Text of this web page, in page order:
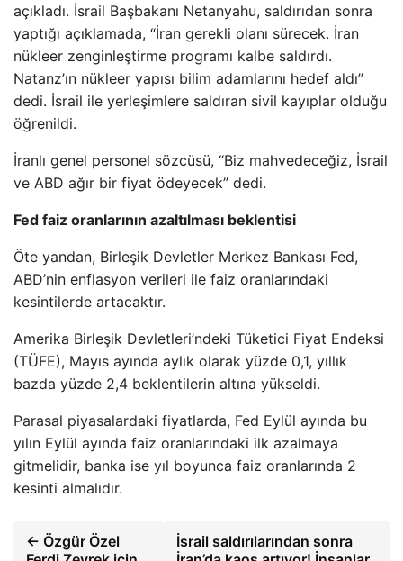
açıkladı. İsrail Başbakanı Netanyahu, saldırıdan sonra
yaptığı açıklamada, “İran gerekli olanı sürecek. İran
nükleer zenginleştirme programı kalbe saldırdı.
Natanz’ın nükleer yapısı bilim adamlarını hedef aldı”
dedi. İsrail ile yerleşimlere saldıran sivil kayıplar olduğu
öğrenildi.
İranlı genel personel sözcüsü, “Biz mahvedeceğiz, İsrail
ve ABD ağır bir fiyat ödeyecek” dedi.
Fed faiz oranlarının azaltılması beklentisi
Öte yandan, Birleşik Devletler Merkez Bankası Fed,
ABD’nin enflasyon verileri ile faiz oranlarındaki
kesintilerde artacaktır.
Amerika Birleşik Devletleri’ndeki Tüketici Fiyat Endeksi
(TÜFE), Mayıs ayında aylık olarak yüzde 0,1, yıllık
bazda yüzde 2,4 beklentilerin altına yükseldi.
Parasal piyasalardaki fiyatlarda, Fed Eylül ayında bu
yılın Eylül ayında faiz oranlarındaki ilk azalmaya
gitmelidir, banka ise yıl boyunca faiz oranlarında 2
kesinti almalıdır.
← Özgür Özel
İsrail saldırılarından sonra